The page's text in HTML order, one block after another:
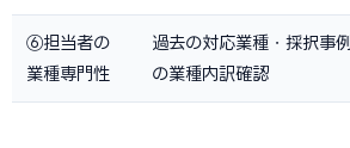
⑥担当者の
業種専門性
過去の対応業種・採択事例
の業種内訳確認